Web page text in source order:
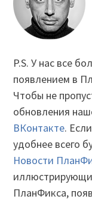
P.S. У нас все
появлением в
Чтобы не
обновления
ВКонтакте.
удобнее всего
Новости
ПланФикса,